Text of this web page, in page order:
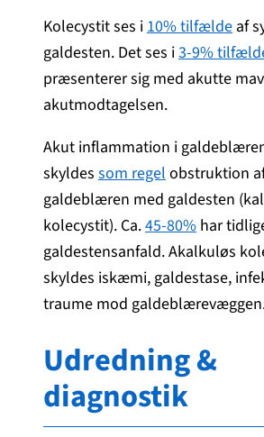
Kolecystit ses i10% tilfælde af
galdesten. Det ses i3-9%
præsenterer sig med akutte
akutmodtagelsen.
Akut inflammation i
skyldes som regelobstruktion
galdeblæren med galdesten
kolecystit). Ca.45-80% har
galdestensanfald. Akalkuløs
skyldes iskæmi, galdestase,
traume mod
Udredning &
diagnostik